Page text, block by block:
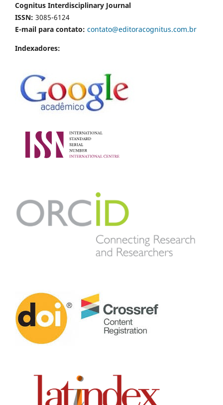
Cognitus Interdisciplinary Journal
ISSN: 3085-6124
E-mail para contato: contato@editoracognitus.com.br
Indexadores: